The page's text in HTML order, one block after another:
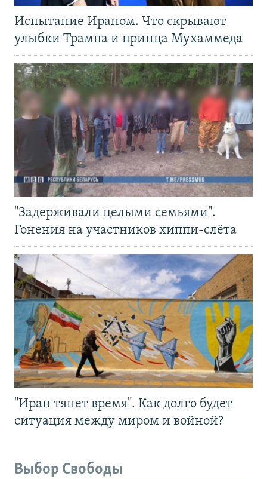
Испытание Ираном. Что скрывают
улыбки Трампа и принца Мухаммеда
"Задерживали целыми семьями".
Гонения на участников хиппи-слёта
"Иран тянет время". Как долго будет
ситуация между миром и войной?
Выбор Свободы